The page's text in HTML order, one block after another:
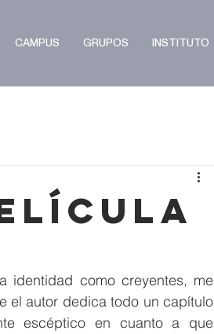
CAMPUS GRUPOS INSTITUTO
identidad como creyentes, me
el autor dedica todo un capítulo
escéptico en cuanto a que